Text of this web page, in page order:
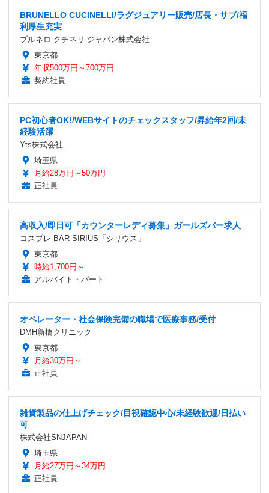
BRUNELLO CUCINELLI/ラグジュアリー販売/店長・サブ/福
利厚生充実
ブルネロ クチネリ ジャパン株式会社
東京都
年収500万円～700万円
契約社員
PC初心者OK!/WEBサイトのチェックスタッフ/昇給年2回/未
経験活躍
Yts株式会社
埼玉県
月給28万円～50万円
正社員
高収入/即日可「カウンターレディ募集」ガールズバー求人
コスプレ BAR SIRIUS「シリウス」
東京都
時給1,700円～
アルバイト・パート
オペレーター・社会保険完備の職場で医療事務/受付
DMH新橋クリニック
東京都
月給30万円～
正社員
雑貨製品の仕上げチェック/目視確認中心/未経験歓迎/日払い
可
株式会社SNJAPAN
埼玉県
月給27万円～34万円
正社員